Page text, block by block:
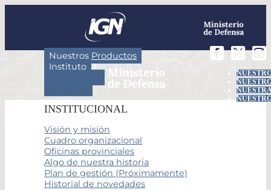
Nuestros Productos
Instituto
INSTITUCIONAL
Visión y misión
Cuadro organizacional
Oficinas provinciales
Algo de nuestra historia
Plan de gestión (Próximamente)
Historial de novedades